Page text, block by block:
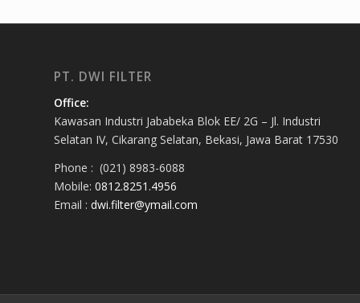
PT. DWI FILTER
Office:
Kawasan Industri Jababeka Blok EE/ 2G – Jl. Industri
Selatan IV, Cikarang Selatan, Bekasi, Jawa Barat 17530
Phone : (021) 8983-6088
Mobile: 0812.8251.4956
Email : dwi.filter@ymail.com